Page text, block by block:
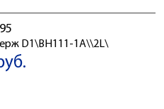
D1\BH111-1A\\2L\